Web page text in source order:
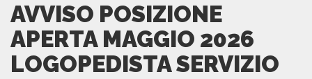
AVVISO POSIZIONE
APERTA MAGGIO 2026
LOGOPEDISTA SERVIZIO